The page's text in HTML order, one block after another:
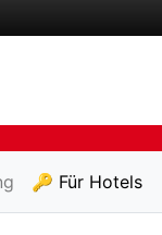
🔑 Für Hotels